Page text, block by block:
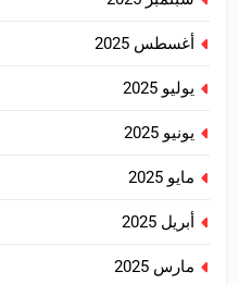
أغسطس 2025
يوليو 2025
يونيو 2025
مايو 2025
أبريل 2025
مارس 2025